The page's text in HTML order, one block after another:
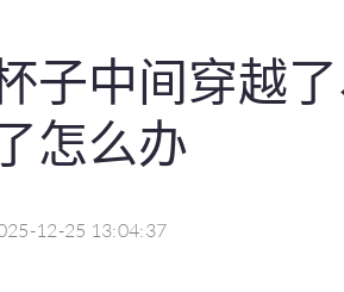
子中间穿越
怎么办
12-25 13:04:37